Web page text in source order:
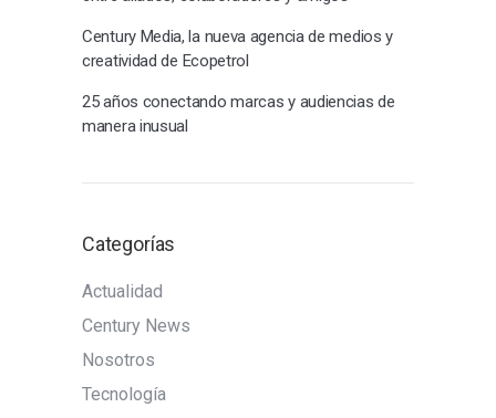
Century Media, la nueva agencia de medios y
creatividad de Ecopetrol
25 años conectando marcas y audiencias de
manera inusual
Categorías
Actualidad
Century News
Nosotros
Tecnología